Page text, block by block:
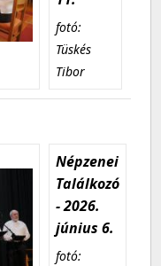
fotó:
Tüskés
Tibor
Népzenei
Találkozó
- 2026.
június 6.
fotó: